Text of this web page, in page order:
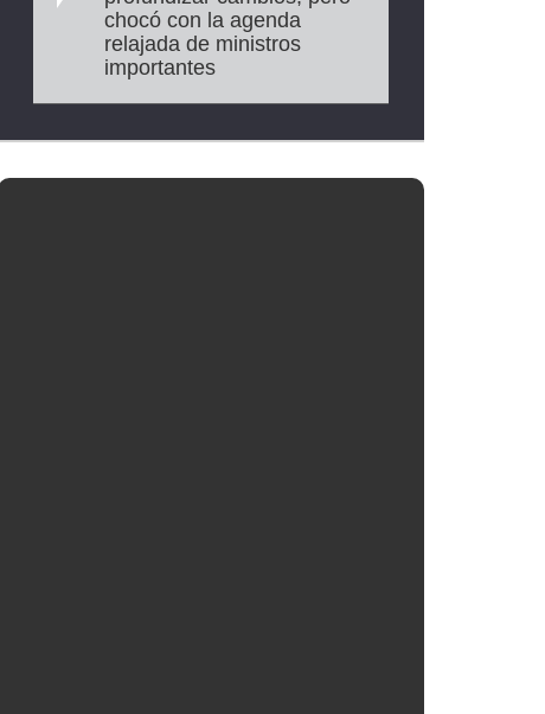
chocó con la agenda
relajada de ministros
importantes